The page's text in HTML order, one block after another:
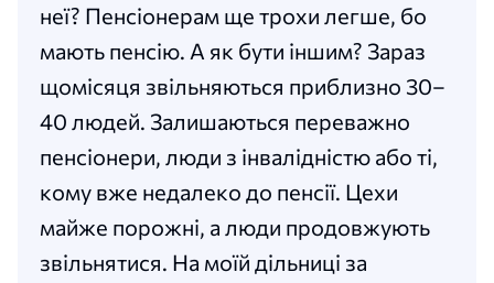
неї? Пенсіонерам ще трохи легше, бо
мають пенсію. А як бути іншим? Зараз
щомісяця звільняються приблизно 30–
40 людей. Залишаються переважно
пенсіонери, люди з інвалідністю або ті,
кому вже недалеко до пенсії. Цехи
майже порожні, а люди продовжують
звільнятися. На моїй дільниці за